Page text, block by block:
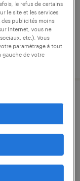
(f/h)
le refus de certains
le site et les services
publicités moins
Internet, vous ne
etc.). Vous
paramétrage à tout
gauche de votre